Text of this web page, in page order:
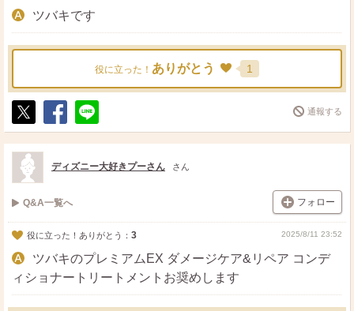
ツバキです
役に立った！ ありがとう 1
ポ
ス
ト
シ
ェ
送
る
通報する
ディズニー大好きプーさん さん
Q&A一覧へ フォロー
役に立った！ありがとう： 3 2025/8/11 23:52
ツバキのプレミアムEX ダメージケア&リペア コンデ
ィショナートリートメントお奨めします